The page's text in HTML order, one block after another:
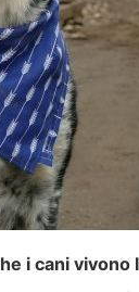
i cani vivono